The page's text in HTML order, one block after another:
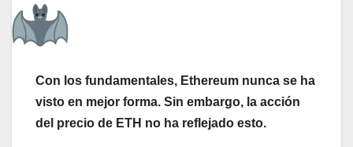
Con los fundamentales, Ethereum nunca se ha
visto en mejor forma. Sin embargo, la acción
del precio de ETH no ha reflejado esto.